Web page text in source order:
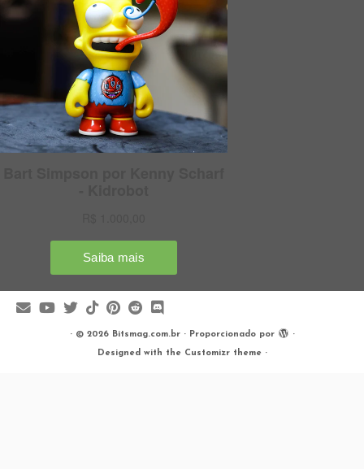
· © 2026 Bitsmag.com.br· Proporcionado por ·
Designed with the Customizr theme ·